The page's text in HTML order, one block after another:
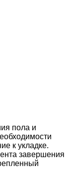
пола и
к укладке.
завершения